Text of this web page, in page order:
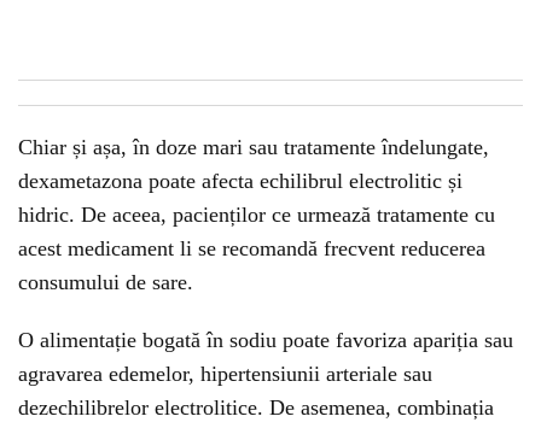
Chiar și așa, în doze mari sau tratamente îndelungate,
dexametazona poate afecta echilibrul electrolitic și
hidric. De aceea, pacienților ce urmează tratamente cu
acest medicament li se recomandă frecvent reducerea
consumului de sare.
O alimentație bogată în sodiu poate favoriza apariția sau
agravarea edemelor, hipertensiunii arteriale sau
dezechilibrelor electrolitice. De asemenea, combinația